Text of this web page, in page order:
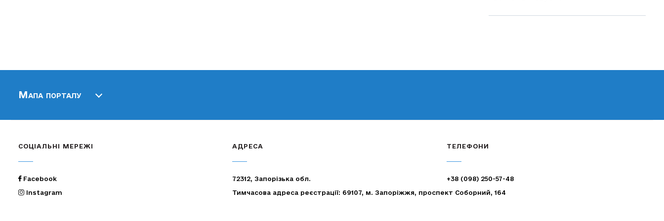
Мапа порталу
СОЦІАЛЬНІ МЕРЕЖІ
Facebook
Instagram
АДРЕСА
72312, Запорізька обл.
Тимчасова адреса реєстрації: 69107, м. Запоріжжя, проспект Соборний, 164
ТЕЛЕФОНИ
+38 (098) 250-57-48